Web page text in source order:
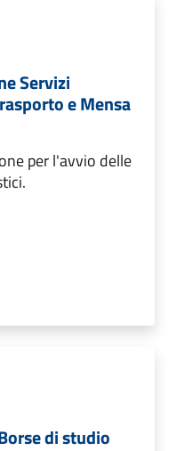
Servizi
e Mensa
per l'avvio delle
di studio